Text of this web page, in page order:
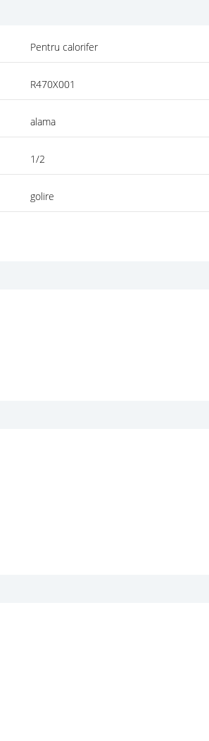
Pentru calorifer
R470X001
alama
1/2
golire